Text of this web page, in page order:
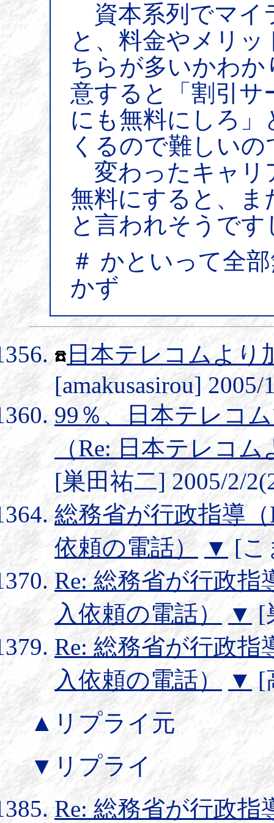
資本系列でマイ
と、料金やメリ
ちらが多いかわ
意すると「割引サ
にも無料にしろ
くるので難しいの
変わったキャリ
無料にすると、ま
と言われそうです
＃ かといって全
かず
日本テレコムより
[amakusasirou] 2005/
99％、日本テレコ
（Re: 日本テレコ
[巣田祐二] 2005/2/
総務省が行政指導
依頼の電話） ▼[こ
Re: 総務省が行政指
入依頼の電話）
▼ [
Re: 総務省が行政指
入依頼の電話）
▼ [
▲リプライ元
▼リプライ
Re: 総務省が行政指